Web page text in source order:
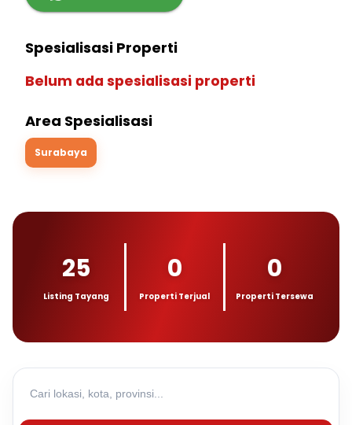
Spesialisasi Properti
Belum ada spesialisasi properti
Area Spesialisasi
Surabaya
25
Listing Tayang
0
Properti Terjual
0
Properti Tersewa